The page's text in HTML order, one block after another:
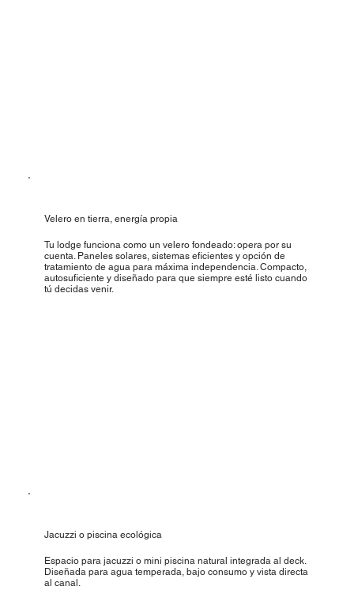
Velero en tierra, energía propia
Tu lodge funciona como un velero fondeado: opera por su
cuenta. Paneles solares, sistemas eficientes y opción de
tratamiento de agua para máxima independencia. Compacto,
autosuficiente y diseñado para que siempre esté listo cuando
tú decidas venir.
Jacuzzi o piscina ecológica
Espacio para jacuzzi o mini piscina natural integrada al deck.
Diseñada para agua temperada, bajo consumo y vista directa
al canal.